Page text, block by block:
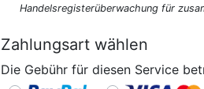
Handelsregisterüberwachung für
Zahlungsart wählen
Die Gebühr für diesen Service